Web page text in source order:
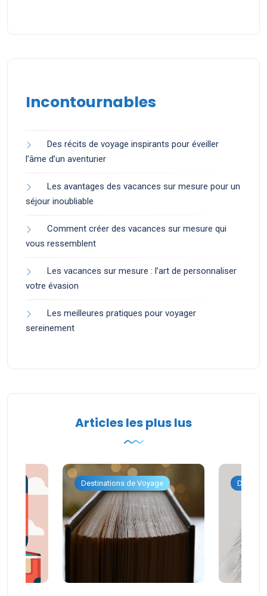
Incontournables
Des récits de voyage inspirants pour éveiller
l’âme d’un aventurier
Les avantages des vacances sur mesure pour un
séjour inoubliable
Comment créer des vacances sur mesure qui
vous ressemblent
Les vacances sur mesure : l’art de personnaliser
votre évasion
Les meilleures pratiques pour voyager
sereinement
Articles les plus lus
Destinations de Voyage